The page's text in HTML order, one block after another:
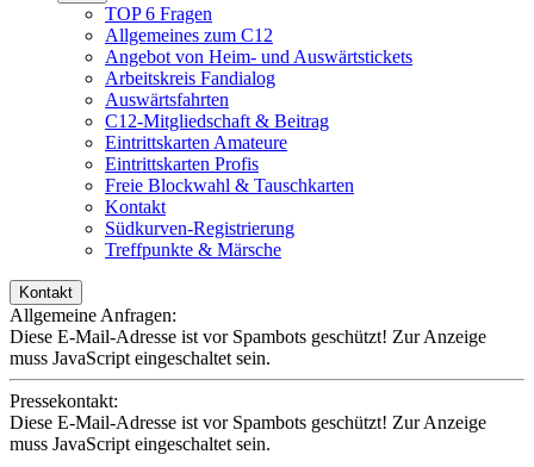
TOP 6 Fragen
Allgemeines zum C12
Angebot von Heim- und Auswärtstickets
Arbeitskreis Fandialog
Auswärtsfahrten
C12-Mitgliedschaft & Beitrag
Eintrittskarten Amateure
Eintrittskarten Profis
Freie Blockwahl & Tauschkarten
Kontakt
Südkurven-Registrierung
Treffpunkte & Märsche
Kontakt
Allgemeine Anfragen:
Diese E-Mail-Adresse ist vor Spambots geschützt! Zur Anzeige
muss JavaScript eingeschaltet sein.
Pressekontakt:
Diese E-Mail-Adresse ist vor Spambots geschützt! Zur Anzeige
muss JavaScript eingeschaltet sein.